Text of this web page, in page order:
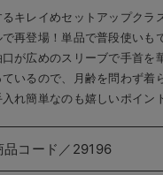
キレイめセットアップクラ
再登場！単品で普段使いも
が広めのスリーブで手首を
いるので、月齢を問わず着
れ簡単なのも嬉しいポイント
品コード／29196